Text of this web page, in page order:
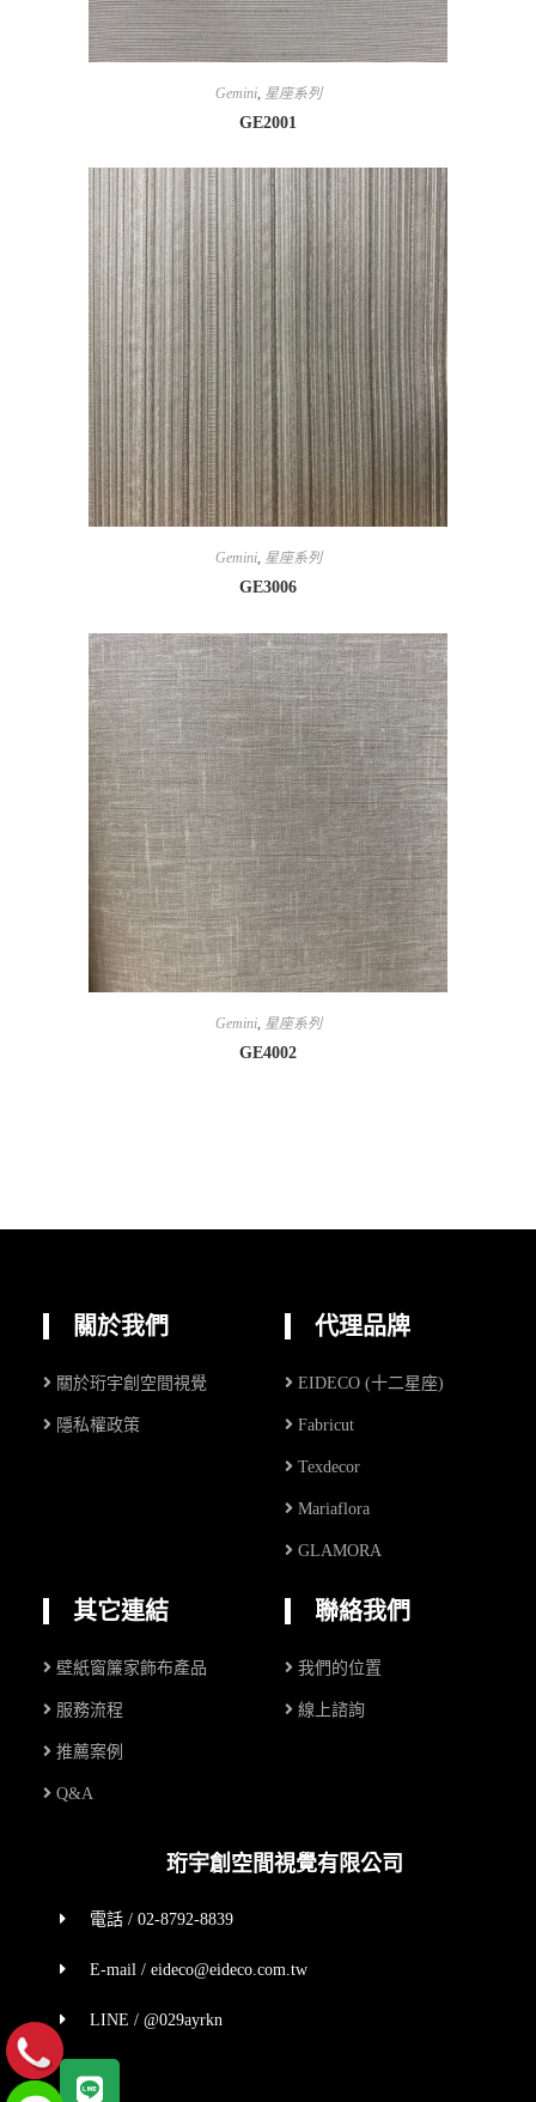
Gemini, 星座系列
GE2001
Gemini, 星座系列
GE3006
Gemini, 星座系列
GE4002
關於我們
關於珩宇創空間視覺
隱私權政策
代理品牌
EIDECO (十二星座)
Fabricut
Texdecor
Mariaflora
GLAMORA
其它連結
壁紙窗簾家飾布產品
服務流程
推薦案例
Q&A
聯絡我們
我們的位置
線上諮詢
珩宇創空間視覺有限公司
電話 / 02-8792-8839
E-mail / eideco@eideco.com.tw
LINE / @029ayrkn